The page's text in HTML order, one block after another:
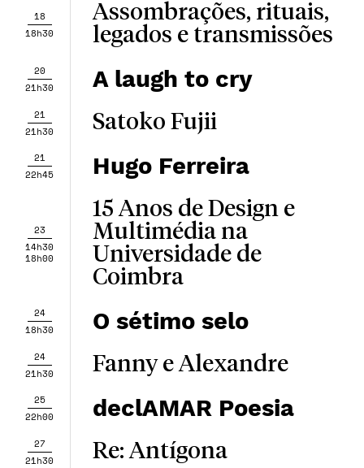
18
18h30
Assombrações, rituais,
legados e transmissões
20
21h30
A laugh to cry
21
21h30
Satoko Fujii
21
22h45
Hugo Ferreira
23
14h30
18h00
15 Anos de Design e
Multimédia na
Universidade de
Coimbra
24
18h30
O sétimo selo
24
21h30
Fanny e Alexandre
25
22h00
declAMAR Poesia
27
21h30
Re: Antígona